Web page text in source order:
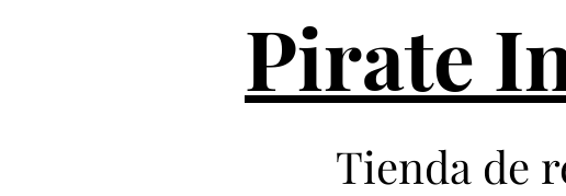
Pirate
Tienda de